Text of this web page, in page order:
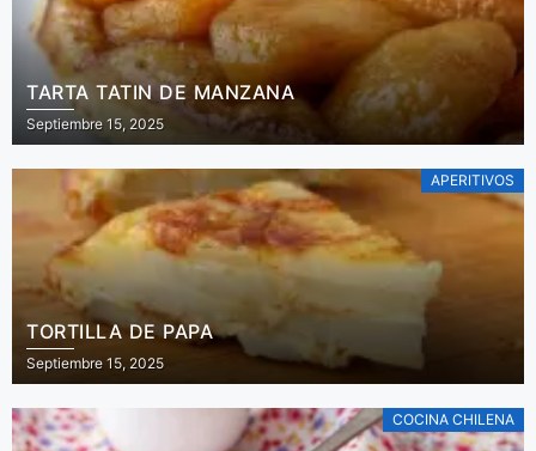
TARTA TATIN DE MANZANA
Septiembre 15, 2025
APERITIVOS
TORTILLA DE PAPA
Septiembre 15, 2025
COCINA CHILENA